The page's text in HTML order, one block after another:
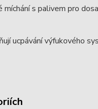
s palivem pro
ucpávání výfukového